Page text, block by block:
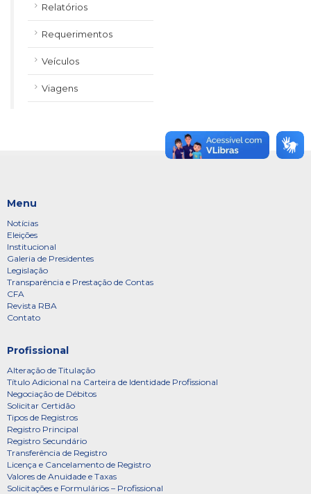
Relatórios
Requerimentos
Veículos
Viagens
Menu
Notícias
Eleições
Institucional
Galeria de Presidentes
Legislação
Transparência e Prestação de Contas
CFA
Revista RBA
Contato
Profissional
Alteração de Titulação
Título Adicional na Carteira de Identidade Profissional
Negociação de Débitos
Solicitar Certidão
Tipos de Registros
Registro Principal
Registro Secundário
Transferência de Registro
Licença e Cancelamento de Registro
Valores de Anuidade e Taxas
Solicitações e Formulários – Profissional